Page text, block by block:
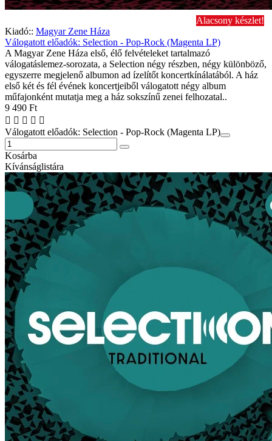
Alacsony készlet!
Kiadó:: Magyar Zene Háza
Válogatott előadók: Selection - Pop-Rock (Magenta LP)
A Magyar Zene Háza első, élő felvételeket tartalmazó
válogatáslemez-sorozata, a Selection négy részben, négy különböző,
egyszerre megjelenő albumon ad ízelítőt koncertkínálatából. A ház
első két és fél évének koncertjeiből válogatott négy album
műfajonként mutatja meg a ház sokszínű zenei felhozatal..
9 490 Ft
Válogatott előadók: Selection - Pop-Rock (Magenta LP)
Kosárba
Kívánságlistára